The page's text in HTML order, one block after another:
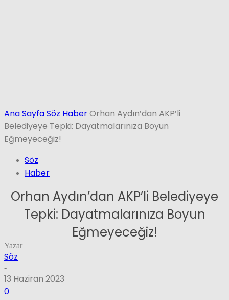
Ana SayfaSöz HaberOrhan Aydın’dan AKP’li
Belediyeye Tepki: Dayatmalarınıza Boyun
Eğmeyeceğiz!
Söz
Haber
Orhan Aydın’dan AKP’li Belediyeye
Tepki: Dayatmalarınıza Boyun
Eğmeyeceğiz!
Yazar
Söz
-
13 Haziran 2023
0